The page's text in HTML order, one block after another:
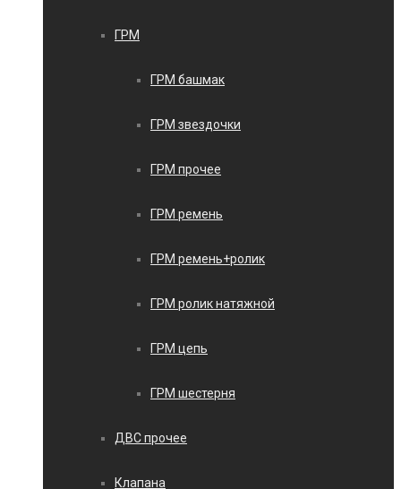
ГРМ
ГРМ башмак
ГРМ звездочки
ГРМ прочее
ГРМ ремень
ГРМ ремень+ролик
ГРМ ролик натяжной
ГРМ цепь
ГРМ шестерня
ДВС прочее
Клапана